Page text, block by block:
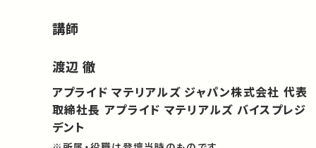
講師
渡辺 徹
アプライド マテリアルズ ジャパン株式会社 代表
取締社長 アプライド マテリアルズ バイスプレジ
デント